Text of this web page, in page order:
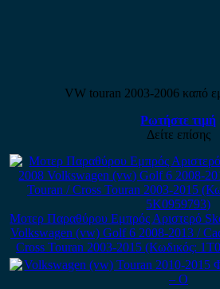
VW touran 2003-2006 καπό
Ρωτήστε τιμή
Δείτε επίσης
Μοτερ Παραθύρου Εμπρός Αριστερό
Volkswagen (vw) Golf 6 2008-2013 /
Cross Touran 2003-2015 (Κωδικός: